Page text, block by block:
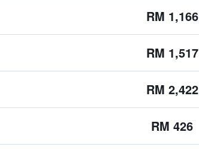
RM 1,166
RM 1,517
RM 2,422
RM 426